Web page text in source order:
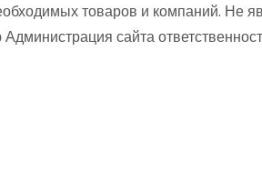
товаров и компаний. Не
сайта